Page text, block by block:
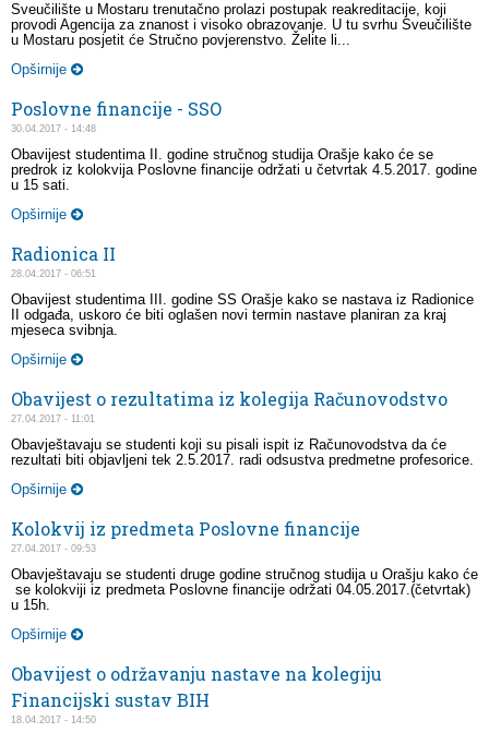
Sveučilište u Mostaru trenutačno prolazi postupak reakreditacije, koji
provodi Agencija za znanost i visoko obrazovanje. U tu svrhu Sveučilište
u Mostaru posjetit će Stručno povjerenstvo. Želite li...
Opširnije
Poslovne financije - SSO
30.04.2017 - 14:48
Obavijest studentima II. godine stručnog studija Orašje kako će se
predrok iz kolokvija Poslovne financije održati u četvrtak 4.5.2017. godine
u 15 sati.
Opširnije
Radionica II
28.04.2017 - 06:51
Obavijest studentima III. godine SS Orašje kako se nastava iz Radionice
II odgađa, uskoro će biti oglašen novi termin nastave planiran za kraj
mjeseca svibnja.
Opširnije
Obavijest o rezultatima iz kolegija Računovodstvo
27.04.2017 - 11:01
Obavještavaju se studenti koji su pisali ispit iz Računovodstva da će
rezultati biti objavljeni tek 2.5.2017. radi odsustva predmetne profesorice.
Opširnije
Kolokvij iz predmeta Poslovne financije
27.04.2017 - 09:53
Obavještavaju se studenti druge godine stručnog studija u Orašju kako će
se kolokviji iz predmeta Poslovne financije održati 04.05.2017.(četvrtak)
u 15h.
Opširnije
Obavijest o održavanju nastave na kolegiju
Financijski sustav BIH
18.04.2017 - 14:50